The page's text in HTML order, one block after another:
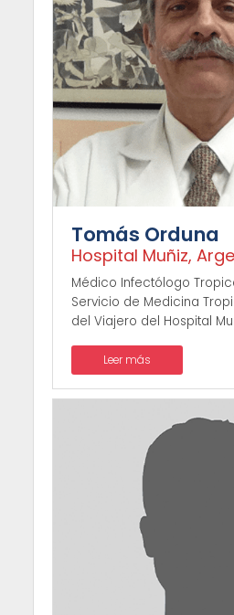
Tomás Orduna
Hospital Muñiz,
Médico Infectólogo
Servicio de Medicina
del Viajero del Hospital
Leer más